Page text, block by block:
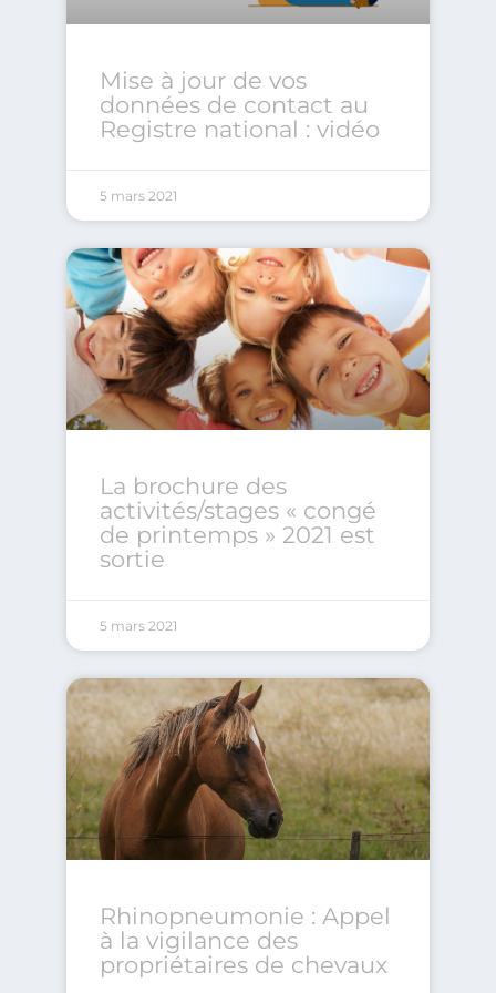
Mise à jour de vos
données de contact au
Registre national : vidéo
5 mars 2021
La brochure des
activités/stages « congé
de printemps » 2021 est
sortie
5 mars 2021
Rhinopneumonie : Appel
à la vigilance des
propriétaires de chevaux